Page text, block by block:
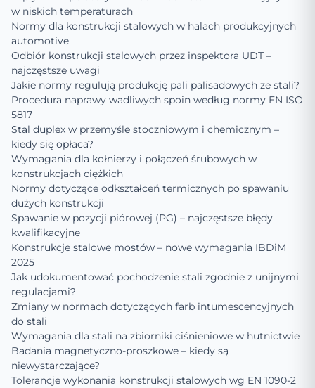
w niskich temperaturach
Normy dla konstrukcji stalowych w halach produkcyjnych
automotive
Odbiór konstrukcji stalowych przez inspektora UDT –
najczęstsze uwagi
Jakie normy regulują produkcję pali palisadowych ze stali?
Procedura naprawy wadliwych spoin według normy EN ISO
5817
Stal duplex w przemyśle stoczniowym i chemicznym –
kiedy się opłaca?
Wymagania dla kołnierzy i połączeń śrubowych w
konstrukcjach ciężkich
Normy dotyczące odkształceń termicznych po spawaniu
dużych konstrukcji
Spawanie w pozycji piórowej (PG) – najczęstsze błędy
kwalifikacyjne
Konstrukcje stalowe mostów – nowe wymagania IBDiM
2025
Jak udokumentować pochodzenie stali zgodnie z unijnymi
regulacjami?
Zmiany w normach dotyczących farb intumescencyjnych
do stali
Wymagania dla stali na zbiorniki ciśnieniowe w hutnictwie
Badania magnetyczno-proszkowe – kiedy są
niewystarczające?
Tolerancje wykonania konstrukcji stalowych wg EN 1090-2